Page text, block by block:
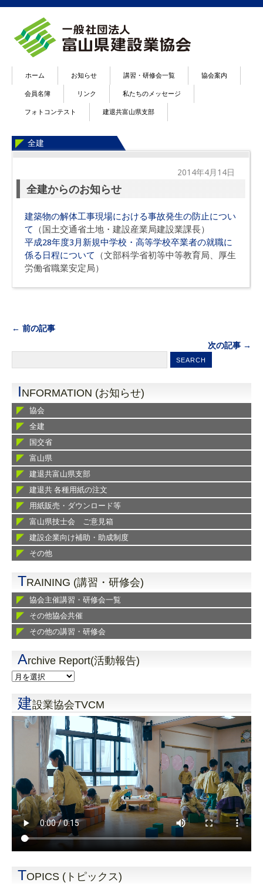
ホーム お知らせ 講習・研修会一覧 協会案内
会員名簿 リンク 私たちのメッセージ
フォトコンテスト 建退共富山県支部
全建
2014年4月14日
全建からのお知らせ
建築物の解体工事現場における事故発生の防止につい
て
（国土交通省土地・建設産業局建設業課長）
平成28年度3月新規中学校・高等学校卒業者の就職に
係る日程について
（文部科学省初等中等教育局、厚生
労働省職業安定局）
← 前の記事
次の記事 →
INFORMATION (お知らせ)
協会
全建
国交省
富山県
建退共富山県支部
建退共 各種用紙の注文
用紙販売・ダウンロード等
富山県技士会 ご意見箱
建設企業向け補助・助成制度
その他
TRAINING (講習・研修会)
協会主催講習・研修会一覧
その他協会共催
その他の講習・研修会
Archive Report(活動報告)
建設業協会TVCM
TOPICS (トピックス)